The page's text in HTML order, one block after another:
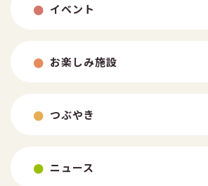
イベント
お楽しみ施設
つぶやき
ニュース